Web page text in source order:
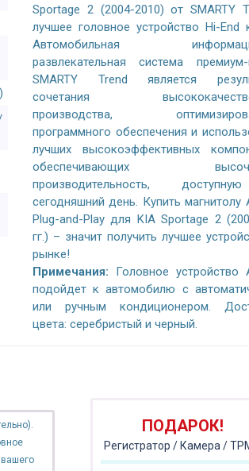
Sportage 2 (2004-2010) от SMARTY
лучшее головное устройство Hi-End
Автомобильная
развлекательная система премиум-
SMARTY Trend является
сочетания
производства,
программного обеспечения и
лучших высокоэффективных
обеспечивающих
производительность,
сегодняшний день. Купить магнитолу
Plug-and-Play для KIA Sportage 2
гг.) – значит получить лучшее
рынке!
Примечания: Головное устройство
подойдет к автомобилю с
или ручным кондиционером.
цвета: серебристый и черный.
ПОДАРОК!
Регистратор / Камера /